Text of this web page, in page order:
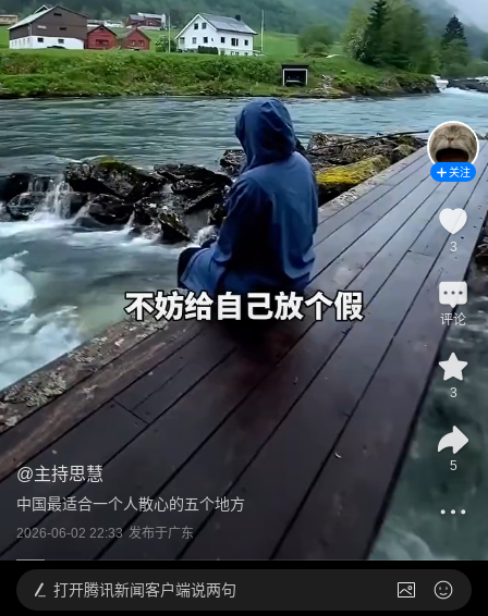
@主持思慧
中国最适合一个人散心的五个地方
2026-06-02 22:33 发布于广东
关注
3
评论
3
5
打开腾讯新闻客户端说两句